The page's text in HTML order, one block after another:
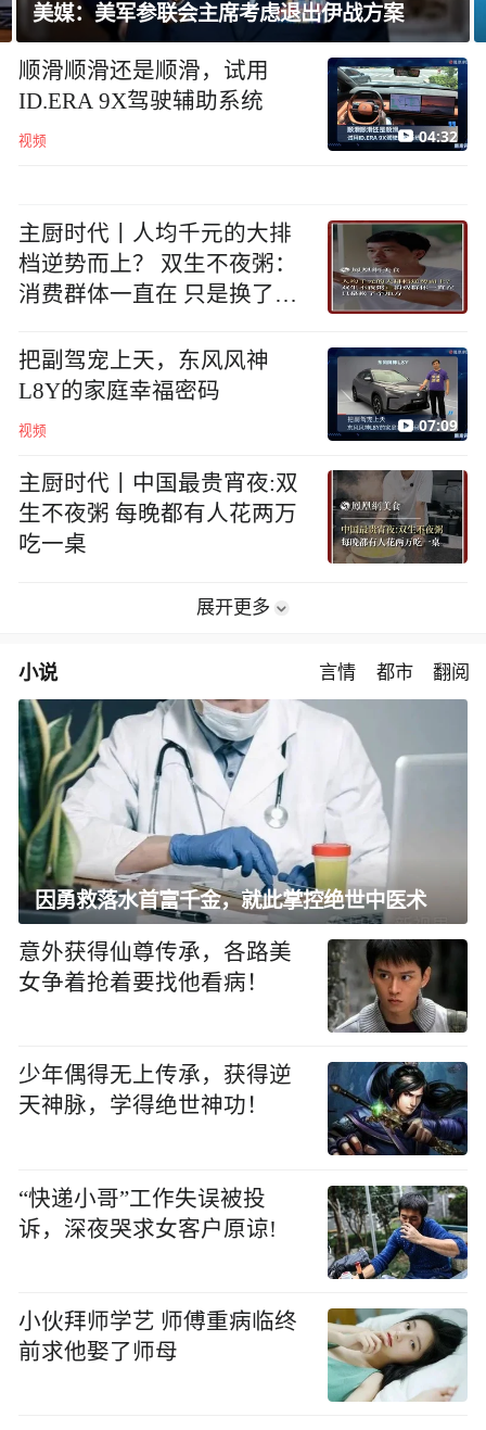
巴西总统批鲁比奥：他是罪魁祸首
顺滑顺滑还是顺滑，试用
ID.ERA 9X驾驶辅助系统
视频 04:32
主厨时代丨人均千元的大排
档逆势而上？ 双生不夜粥：
消费群体一直在 只是换了个
把副驾宠上天，东风风神
L8Y的家庭幸福密码
视频 07:09
主厨时代丨中国最贵宵夜:双
生不夜粥 每晚都有人花两万
吃一桌
展开更多
小说 言情 都市 翻阅
因勇救落水首富千金，就此掌控绝世中医术
意外获得仙尊传承，各路美
女争着抢着要找他看病！
少年偶得无上传承，获得逆
天神脉，学得绝世神功！
“快递小哥”工作失误被投
诉，深夜哭求女客户原谅!
小伙拜师学艺 师傅重病临终
前求他娶了师母